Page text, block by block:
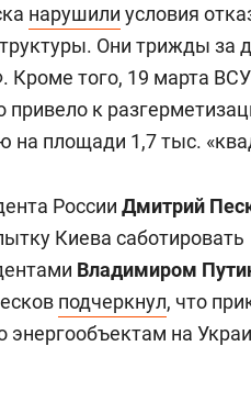
нарушили условия
Они трижды за
Кроме того, 19 марта ВСУ
к
на площади 1,7 тыс.
России Дмитрий
Киева саботировать
Владимиром
подчеркнул, что
энергообъектам на